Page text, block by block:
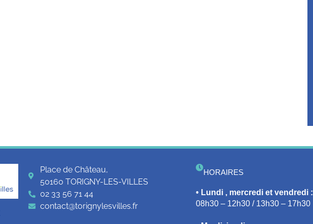
Place de Château,
50160 TORIGNY-LES-VILLES
02 33 56 71 44
contact@torignylesvilles.fr
HORAIRES
• Lundi , mercredi et vendredi :
08h30 – 12h30 / 13h30 – 17h30